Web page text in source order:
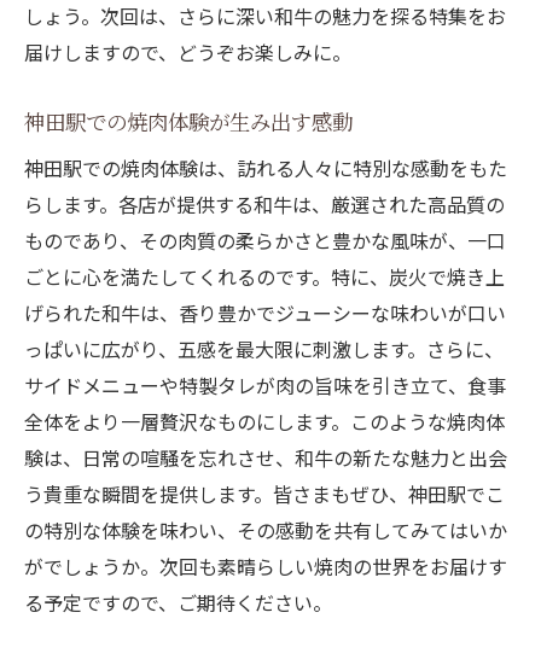
しょう。次回は、さらに深い和牛の魅力を探る特集をお
届けしますので、どうぞお楽しみに。
神田駅での焼肉体験が生み出す感動
神田駅での焼肉体験は、訪れる人々に特別な感動をもた
らします。各店が提供する和牛は、厳選された高品質の
ものであり、その肉質の柔らかさと豊かな風味が、一口
ごとに心を満たしてくれるのです。特に、炭火で焼き上
げられた和牛は、香り豊かでジューシーな味わいが口い
っぱいに広がり、五感を最大限に刺激します。さらに、
サイドメニューや特製タレが肉の旨味を引き立て、食事
全体をより一層贅沢なものにします。このような焼肉体
験は、日常の喧騒を忘れさせ、和牛の新たな魅力と出会
う貴重な瞬間を提供します。皆さまもぜひ、神田駅でこ
の特別な体験を味わい、その感動を共有してみてはいか
がでしょうか。次回も素晴らしい焼肉の世界をお届けす
る予定ですので、ご期待ください。